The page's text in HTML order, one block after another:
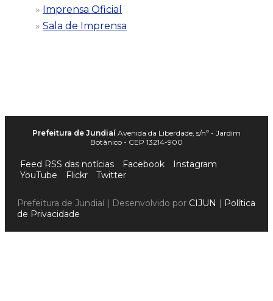
Imprensa Oficial
Sala de Imprensa
Prefeitura de Jundiaí Avenida da Liberdade, s/nº - Jardim
Botânico - CEP 13214-900
Feed RSS das notícias Facebook
Instagram
YouTube
Flickr Twitter
Prefeitura de Jundiaí | Desenvolvido por CIJUN
Política
de Privacidade